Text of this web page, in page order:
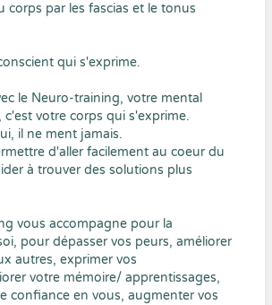
corps par les fascias et le tonus
qui s'exprime.
le Neuro-training, votre mental
c'est votre corps qui s'exprime.
il ne ment jamais.
d'aller facilement au coeur du
à trouver des solutions plus
vous accompagne pour la
pour dépasser vos peurs, améliorer
autres, exprimer vos
votre mémoire/ apprentissages,
confiance en vous, augmenter vos